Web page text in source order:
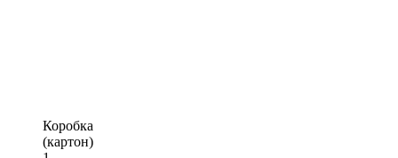
Коробка
(картон)